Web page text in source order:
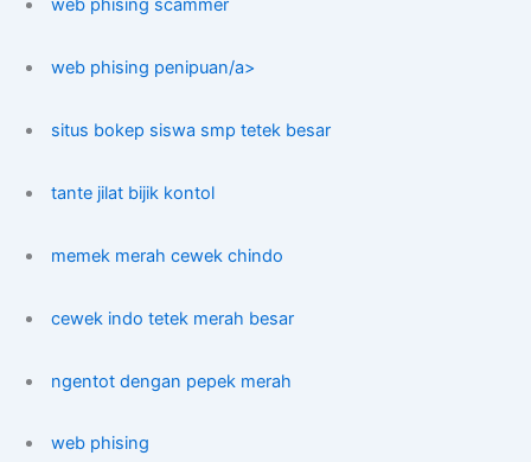
web phising scammer
web phising penipuan/a>
situs bokep siswa smp tetek besar
tante jilat bijik kontol
memek merah cewek chindo
cewek indo tetek merah besar
ngentot dengan pepek merah
web phising